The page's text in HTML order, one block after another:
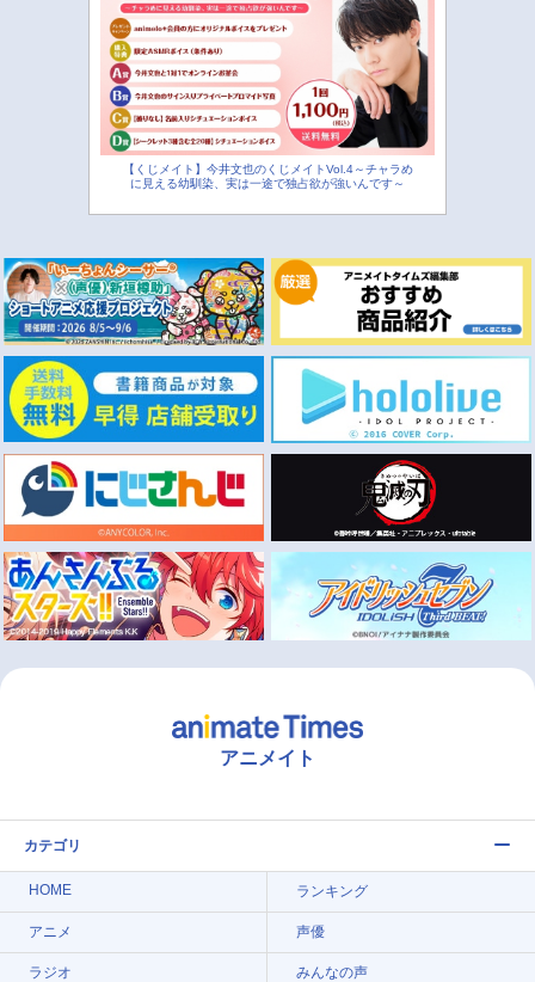
【くじメイト】今井文也のくじメイトVol.4～チャラめ
に見える幼馴染、実は一途で独占欲が強いんです～
アニメイト
カテゴリ
HOME ランキング
アニメ 声優
ラジオ みんなの声